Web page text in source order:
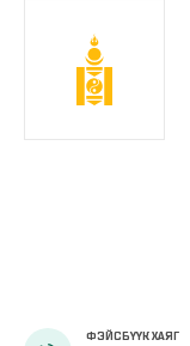
ФЭЙСБҮҮК ХАЯГ